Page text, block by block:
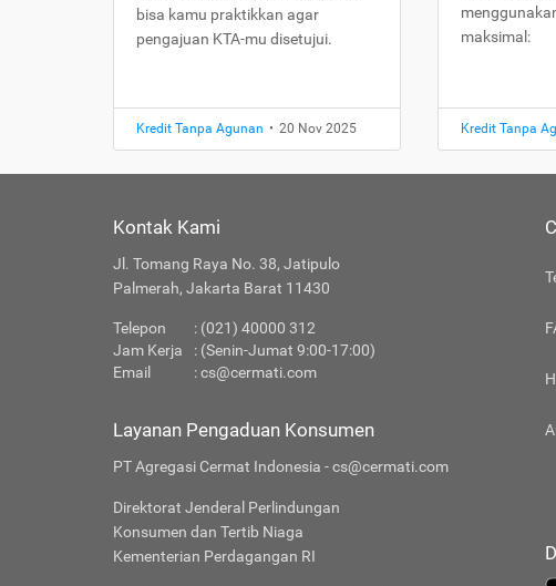
bisa kamu praktikkan agar
pengajuan KTA-mu disetujui.
Kredit Tanpa Agunan • 20 Nov 2025
maksimal:
Kredit Tanpa
Kontak Kami
Jl. Tomang Raya No. 38, Jatipulo
Palmerah, Jakarta Barat 11430
Telepon
: (021) 40000 312
Jam Kerja
: (Senin-Jumat 9:00-17:00)
Email
:cs@cermati.com
Layanan Pengaduan Konsumen
PT Agregasi Cermat Indonesia - cs@cermati.com
Direktorat Jenderal Perlindungan
Konsumen dan Tertib Niaga
Kementerian Perdagangan RI